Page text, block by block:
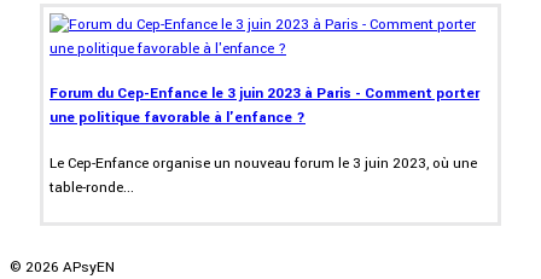
Forum du Cep-Enfance le 3 juin 2023 à Paris - Comment porter
une politique favorable à l'enfance ?
Le Cep-Enfance organise un nouveau forum le 3 juin 2023, où une
table-ronde...
© 2026 APsyEN